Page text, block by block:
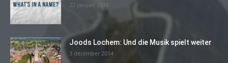
22 januari 2016
Joods Lochem: Und die Musik spielt weiter
3 december 2014